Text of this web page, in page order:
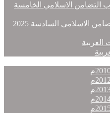
التضامن الاسلامي الخامسة
الاسلامي السادسة 2025
العربية